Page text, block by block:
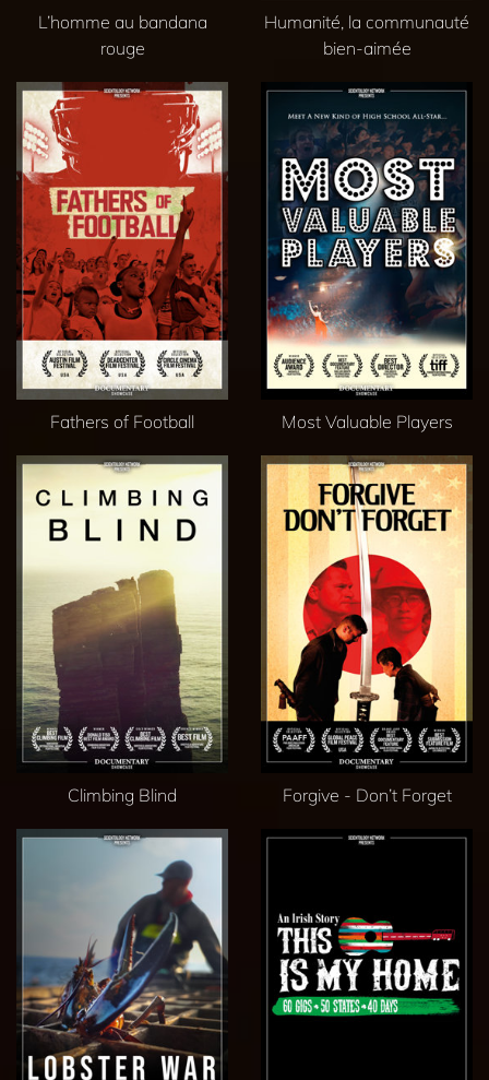
L’homme au bandana
rouge
Humanité, la communauté
bien-aimée
Fathers of Football Most Valuable Players
Climbing Blind Forgive - Don’t Forget